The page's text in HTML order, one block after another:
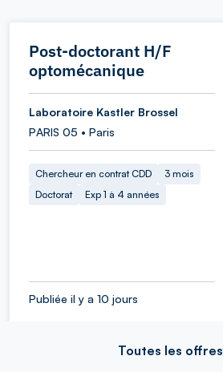
Post-doctorant H/F
optomécanique
Laboratoire Kastler Brossel
PARIS 05 • Paris
Chercheur en contrat CDD
3 mois
Doctorat
Exp 1 à 4 années
Publiée il y a 10 jours
Toutes les offres